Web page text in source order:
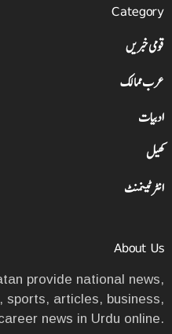
Category
قومی خبریں
عرب ممالک
ادبیات
کھیل
انٹرٹینمنٹ
About Us
provide national news,
sports, articles, business,
news in Urdu online.